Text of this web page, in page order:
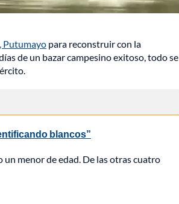
Putumayo para reconstruir con la
de un bazar campesino exitoso, todo se
blancos”
menor de edad. De las otras cuatro